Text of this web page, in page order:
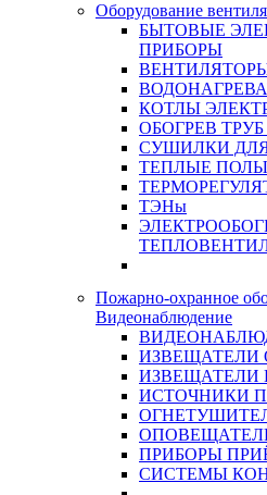
Оборудование
БЫТОВЫЕ
ПРИБОРЫ
КОТЛЫ
ОБОГРЕВ
СУШИЛКИ
ТЕПЛЫЕ ПОЛЫ
ТЭНы
Пожарно-охранное
Видеонаблюдение
ИЗВЕЩАТЕЛИ
ИЗВЕЩАТЕЛИ
ИСТОЧНИКИ
ПРИБОРЫ
СИСТЕМЫ